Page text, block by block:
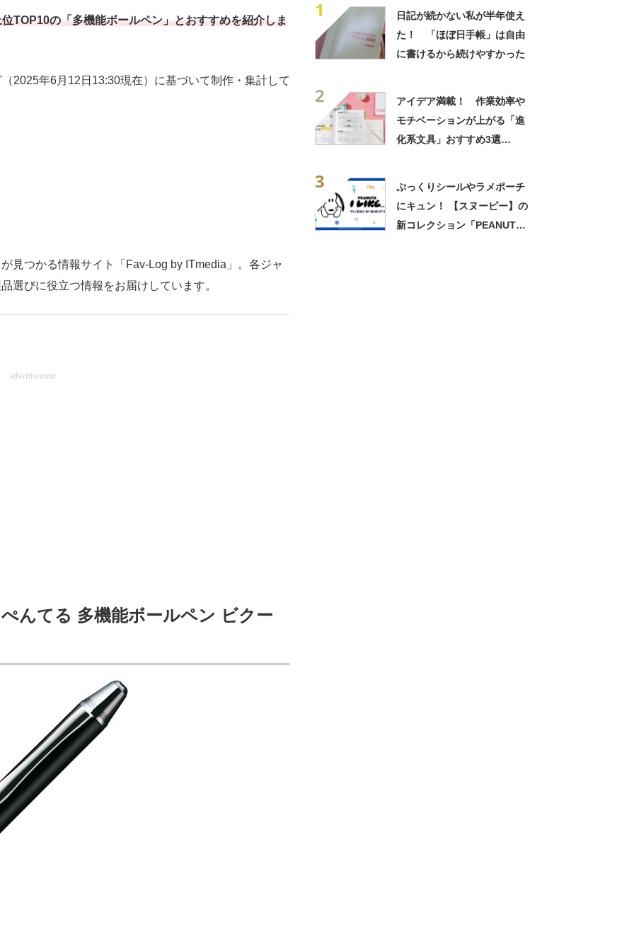
位TOP10の「多機能ボールペン」とおすすめを紹介しま
（2025年6月12日13:30現在）に基づいて制作・集計して
見つかる情報サイト「Fav-Log by ITmedia」。各ジャ
選びに役立つ情報をお届けしています。
advertisement
んてる 多機能ボールペン ビクー
1
日記が続かない私が半年使え
た！ 「ほぼ日手帳」は自由
に書けるから続けやすかった
2
アイデア満載！ 作業効率や
モチベーションが上がる「進
化系文具」おすすめ3選
3
ぷっくりシールやラメポーチ
にキュン！ 【スヌーピー】の
新コレクション「PEANUTS I